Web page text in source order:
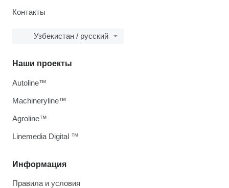
Контакты
Узбекистан / русский
Информация
Правила и условия
Наши проекты
Autoline™
Machineryline™
Agroline™
Linemedia Digital ™